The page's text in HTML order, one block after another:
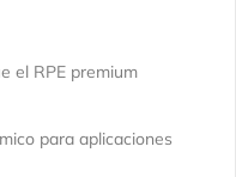
el RPE premium
para aplicaciones